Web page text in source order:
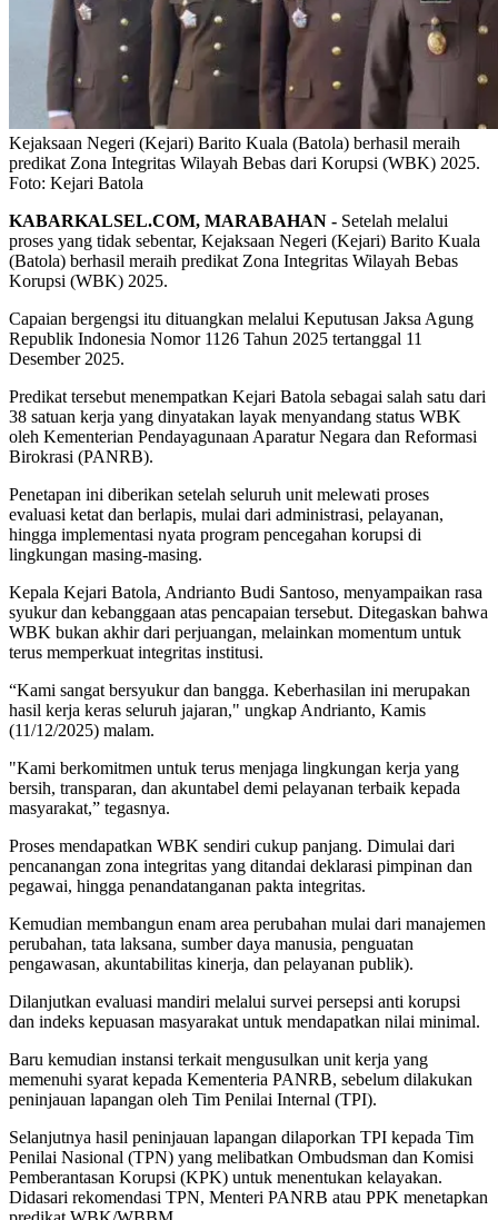
Kejaksaan Negeri (Kejari) Barito Kuala (Batola) berhasil meraih
predikat Zona Integritas Wilayah Bebas dari Korupsi (WBK) 2025.
Foto: Kejari Batola
KABARKALSEL.COM, MARABAHAN - Setelah melalui
proses yang tidak sebentar, Kejaksaan Negeri (Kejari) Barito Kuala
(Batola) berhasil meraih predikat Zona Integritas Wilayah Bebas
Korupsi (WBK) 2025.
Capaian bergengsi itu dituangkan melalui Keputusan Jaksa Agung
Republik Indonesia Nomor 1126 Tahun 2025 tertanggal 11
Desember 2025.
Predikat tersebut menempatkan Kejari Batola sebagai salah satu dari
38 satuan kerja yang dinyatakan layak menyandang status WBK
oleh Kementerian Pendayagunaan Aparatur Negara dan Reformasi
Birokrasi (PANRB).
Penetapan ini diberikan setelah seluruh unit melewati proses
evaluasi ketat dan berlapis, mulai dari administrasi, pelayanan,
hingga implementasi nyata program pencegahan korupsi di
lingkungan masing-masing.
Kepala Kejari Batola, Andrianto Budi Santoso, menyampaikan rasa
syukur dan kebanggaan atas pencapaian tersebut. Ditegaskan bahwa
WBK bukan akhir dari perjuangan, melainkan momentum untuk
terus memperkuat integritas institusi.
“Kami sangat bersyukur dan bangga. Keberhasilan ini merupakan
hasil kerja keras seluruh jajaran," ungkap Andrianto, Kamis
(11/12/2025) malam.
"Kami berkomitmen untuk terus menjaga lingkungan kerja yang
bersih, transparan, dan akuntabel demi pelayanan terbaik kepada
masyarakat,” tegasnya.
Proses mendapatkan WBK sendiri cukup panjang. Dimulai dari
pencanangan zona integritas yang ditandai deklarasi pimpinan dan
pegawai, hingga penandatanganan pakta integritas.
Kemudian membangun enam area perubahan mulai dari manajemen
perubahan, tata laksana, sumber daya manusia, penguatan
pengawasan, akuntabilitas kinerja, dan pelayanan publik).
Dilanjutkan evaluasi mandiri melalui survei persepsi anti korupsi
dan indeks kepuasan masyarakat untuk mendapatkan nilai minimal.
Baru kemudian instansi terkait mengusulkan unit kerja yang
memenuhi syarat kepada Kementeria PANRB, sebelum dilakukan
peninjauan lapangan oleh Tim Penilai Internal (TPI).
Selanjutnya hasil peninjauan lapangan dilaporkan TPI kepada Tim
Penilai Nasional (TPN) yang melibatkan Ombudsman dan Komisi
Pemberantasan Korupsi (KPK) untuk menentukan kelayakan.
Didasari rekomendasi TPN, Menteri PANRB atau PPK menetapkan